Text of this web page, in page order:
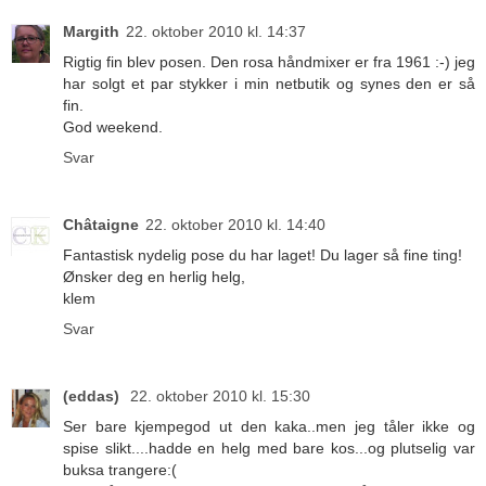
Margith 22. oktober 2010 kl. 14:37
Rigtig fin blev posen. Den rosa håndmixer er fra 1961 :-) jeg
har solgt et par stykker i min netbutik og synes den er så
fin.
God weekend.
Svar
Châtaigne 22. oktober 2010 kl. 14:40
Fantastisk nydelig pose du har laget! Du lager så fine ting!
Ønsker deg en herlig helg,
klem
Svar
(eddas)
22. oktober 2010 kl. 15:30
Ser bare kjempegod ut den kaka..men jeg tåler ikke og
spise slikt....hadde en helg med bare kos...og plutselig var
buksa trangere:(